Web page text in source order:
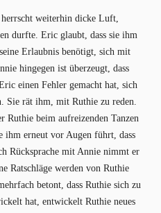
weiterhin dicke Luft,
durfte. Eric glaubt, dass sie ihm
Erlaubnis benötigt, sich mit
hingegen ist überzeugt, dass
einen Fehler gemacht hat, sich
Sie rät ihm, mit Ruthie zu reden.
Ruthie beim aufreizenden Tanzen
ihm erneut vor Augen führt, dass
Rücksprache mit Annie nimmt er
Ratschläge werden von Ruthie
betont, dass Ruthie sich zu
hat, entwickelt Ruthie neues